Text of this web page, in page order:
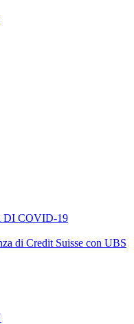
DI COVID-19
di Credit Suisse con UBS